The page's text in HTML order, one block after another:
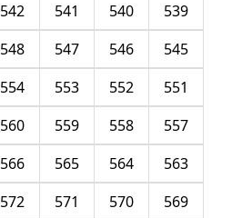
539
540
541
542
545
546
547
548
551
552
553
554
557
558
559
560
563
564
565
566
569
570
571
572